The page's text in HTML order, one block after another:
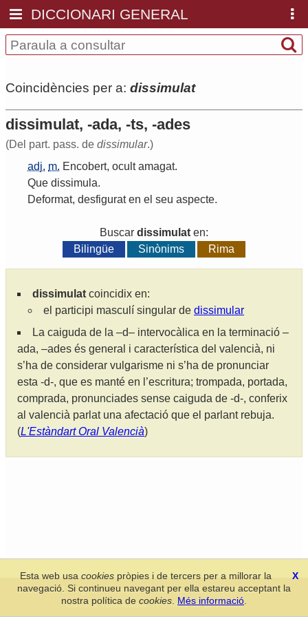
DICCIONARI GENERAL
Coincidències per a: dissimulat
dissimulat, -ada, -ts, -ades
(Del part. pass. de dissimular.)
adj. m. Encobert, ocult amagat.
Que dissimula.
Deformat, desfigurat en el seu aspecte.
Buscar dissimulat en:
Bilingüe
Sinònims Rima
dissimulat coincidix en:
el participi masculí singular de dissimular
La caiguda de la –d– intervocàlica en la terminació –
ada, –ades és general i característica del valencià, ni
s’ha de considerar vulgarisme ni s’ha de pronunciar
esta -d-, que es manté en l’escritura; trompada, portada,
comprada, pronunciades sense caiguda de -d-, conferix
al valencià parlat una afectació que el parlant rebuja.
(L'Estàndart Oral Valencià)
Secció de Llengua i Lliteratura Valencianes-Real Acadèmia de
Cultura Valenciana-Política de privacitat
X
Esta web usacookies pròpies i de tercers per a millorar la
navegació. Si continueu navegant per ella estareu acceptant la
nostra política de cookies Més informació